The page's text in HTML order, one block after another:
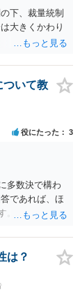
下、裁量統制
大きくかわり
ついて教
役にたった 3
多数決で構わ
であれば、ほ
。 ３人聞いて
うことであ
きに弁護を頼
ことになりま
には基本的に
は？